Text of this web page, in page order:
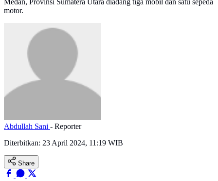
Medan, Provinsi Sumatera Utara diadang tiga mobil dan satu sepeda
motor.
Abdullah Sani - Reporter
Diterbitkan: 23 April 2024, 11:19 WIB
Share